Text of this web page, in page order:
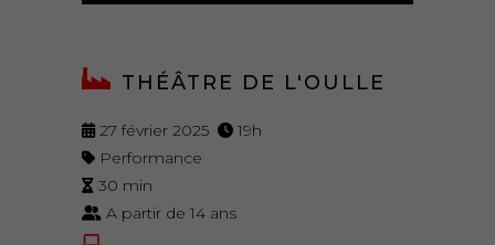
THÉÂTRE DE L'OULLE
27 février 2025
19h
Performance
30 min
A partir de 14 ans